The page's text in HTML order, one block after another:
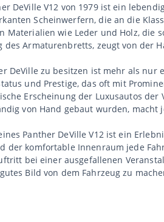
DeVille V12 von 1979 ist ein
Scheinwerfern, die an die
Materialien wie Leder und Holz, die
des Armaturenbretts, zeugt von der
DeVille zu besitzen ist mehr als nur
und Prestige, das oft mit
Erscheinung der Luxusautos
von Hand gebaut wurden,
Panther DeVille V12 ist ein
der komfortable Innenraum jede
bei einer ausgefallenen
Bild von dem Fahrzeug zu